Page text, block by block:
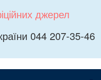
джерел
044 207-35-46